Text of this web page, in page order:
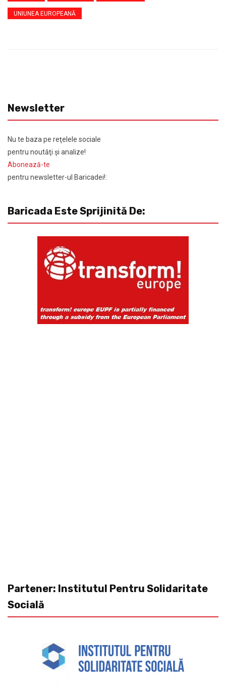
UNIUNEA EUROPEANĂ
Newsletter
Nu te baza pe reţelele sociale
pentru noutăţi şi analize!
Abonează-te
pentru newsletter-ul Baricadei!:
Baricada Este Sprijinită De:
Partener: Institutul Pentru Solidaritate
Socială